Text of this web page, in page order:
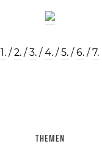
1. /2. /3. /4. /5. /6. /7.
THEMEN